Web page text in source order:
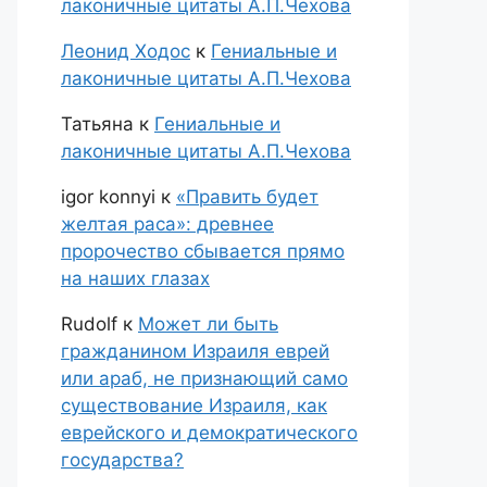
лаконичные цитаты А.П.Чехова
Леонид Ходос к Гениальные и
лаконичные цитаты А.П.Чехова
Татьяна к Гениальные и
лаконичные цитаты А.П.Чехова
igor konnyi к «Править будет
желтая раса»: древнее
пророчество сбывается прямо
на наших глазах
Rudolf к Может ли быть
гражданином Израиля еврей
или араб, не признающий само
существование Израиля, как
еврейского и демократического
государства?